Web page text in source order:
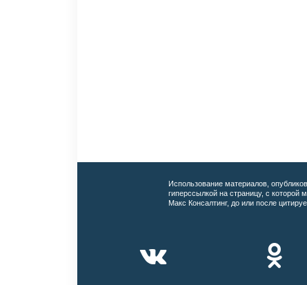
Использование материалов,
гиперссылкой на страницу, с
Макс Консалтинг, до или после